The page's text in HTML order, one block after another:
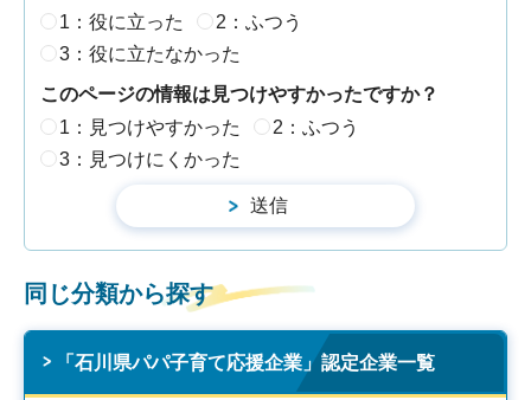
1：役に立った
2：ふつう
3：役に立たなかった
このページの情報は見つけやすかったですか？
1：見つけやすかった
2：ふつう
3：見つけにくかった
同じ分類から探す
「石川県パパ子育て応援企業」認定企業一覧